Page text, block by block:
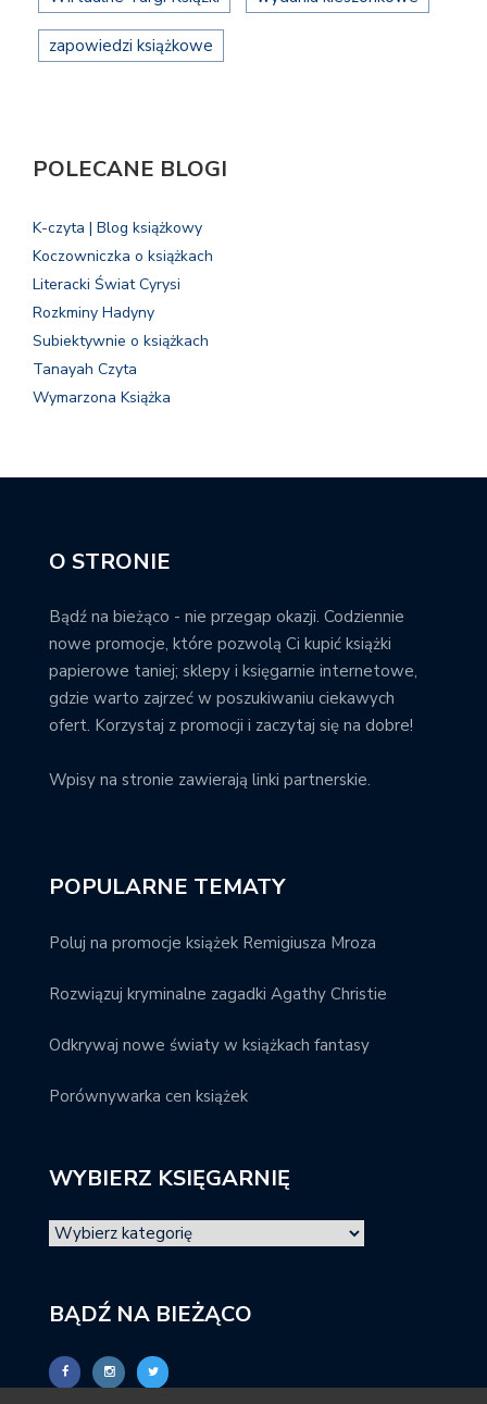
zapowiedzi książkowe
POLECANE BLOGI
K-czyta | Blog książkowy
Koczowniczka o książkach
Literacki Świat Cyrysi
Rozkminy Hadyny
Subiektywnie o książkach
Tanayah Czyta
Wymarzona Książka
O STRONIE
Bądź na bieżąco - nie przegap okazji. Codziennie
nowe promocje, które pozwolą Ci kupić książki
papierowe taniej; sklepy i księgarnie internetowe,
gdzie warto zajrzeć w poszukiwaniu ciekawych
ofert. Korzystaj z promocji i zaczytaj się na dobre!
Wpisy na stronie zawierają linki partnerskie.
POPULARNE TEMATY
Poluj na promocje książek Remigiusza Mroza
Rozwiązuj kryminalne zagadki Agathy Christie
Odkrywaj nowe światy w książkach fantasy
Porównywarka cen książek
WYBIERZ KSIĘGARNIĘ
BĄDŹ NA BIEŻĄCO